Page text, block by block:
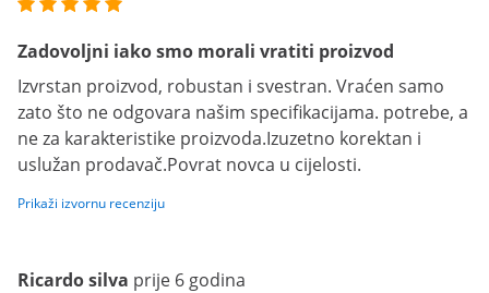
Zadovoljni iako smo morali vratiti proizvod
Izvrstan proizvod, robustan i svestran. Vraćen samo
zato što ne odgovara našim specifikacijama. potrebe, a
ne za karakteristike proizvoda.Izuzetno korektan i
uslužan prodavač.Povrat novca u cijelosti.
Prikaži izvornu recenziju
Ricardo silva prije 6 godina